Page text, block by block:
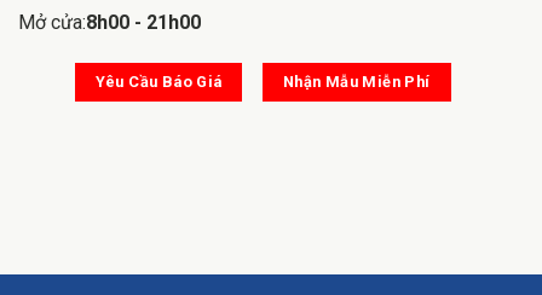
Mở cửa:8h00 - 21h00
Yêu Cầu Báo Giá Nhận Mẫu Miễn Phí